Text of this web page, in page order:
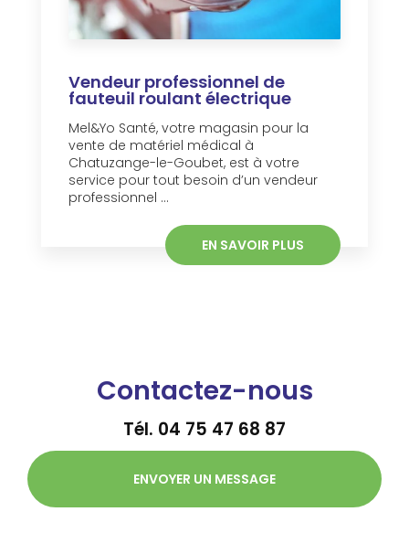
Vendeur professionnel de
fauteuil roulant électrique
Mel&Yo Santé, votre magasin pour la
vente de matériel médical à
Chatuzange-le-Goubet, est à votre
service pour tout besoin d’un vendeur
professionnel ...
EN SAVOIR PLUS
Contactez-nous
Tél. 04 75 47 68 87
ENVOYER UN MESSAGE